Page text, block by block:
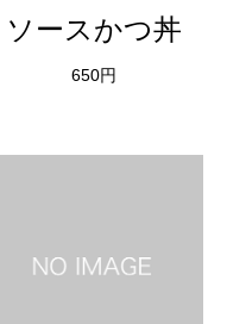
ソースかつ丼
650円